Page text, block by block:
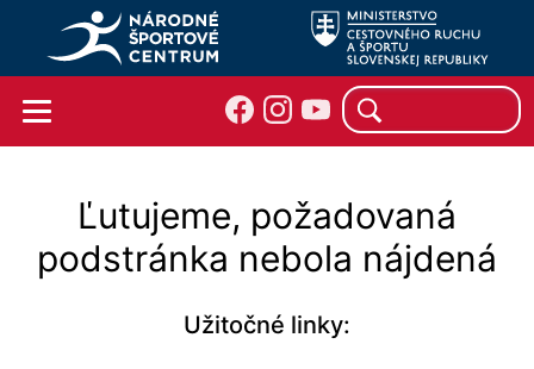
Ľutujeme, požadovaná
podstránka nebola nájdená
Užitočné linky: